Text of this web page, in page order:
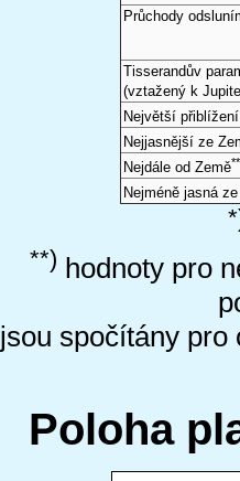
Průchody
Tisserandův
(vztažený k
Největší
Nejjasnější ze
Nejdále od Země
Nejméně jasná
**) hodnoty pro
jsou spočítány pro
Poloha